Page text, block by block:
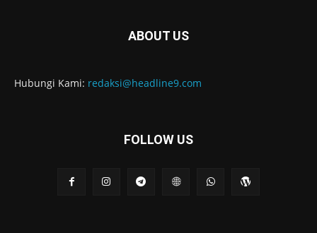
ABOUT US
Hubungi Kami: redaksi@headline9.com
FOLLOW US